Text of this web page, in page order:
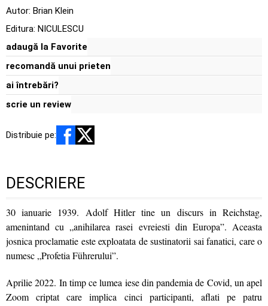
Autor: Brian Klein
Editura: NICULESCU
adaugă la Favorite
recomandă unui prieten
ai întrebări?
scrie un review
Distribuie pe:
DESCRIERE
30 ianuarie 1939. Adolf Hitler tine un discurs in Reichstag,
amenintand cu „anihilarea rasei evreiesti din Europa”. Aceasta
josnica proclamatie este exploatata de sustinatorii sai fanatici, care o
numesc „Profetia Führerului”.
Aprilie 2022. In timp ce lumea iese din pandemia de Covid, un apel
Zoom criptat care implica cinci participanti, aflati pe patru